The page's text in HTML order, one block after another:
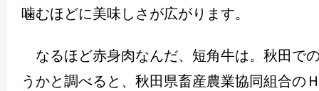
噛むほどに美味しさが広がります。
なるほど赤身肉なんだ、短角牛は。秋田で
うかと調べると、秋田県畜産農業協同組合の